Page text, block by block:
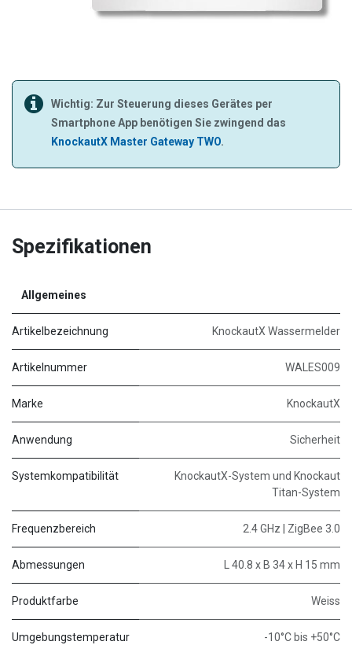
Wichtig: Zur Steuerung dieses Gerätes per
Smartphone App benötigen Sie zwingend das
KnockautX Master Gateway TWO.
Spezifikationen
Allgemeines
Artikelbezeichnung KnockautX Wassermelder
Artikelnummer WALES009
Marke KnockautX
Anwendung Sicherheit
Systemkompatibilität
KnockautX-System und Knockaut
Titan-System
Frequenzbereich 2.4 GHz | ZigBee 3.0
Abmessungen L 40.8 x B 34 x H 15 mm
Produktfarbe Weiss
Umgebungstemperatur -10°C bis +50°C